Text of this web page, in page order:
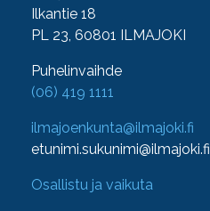
Ilkantie 18
PL 23, 60801 ILMAJOKI
Puhelinvaihde
(06) 419 1111
ilmajoenkunta@ilmajoki.fi
etunimi.sukunimi@ilmajoki.fi
Osallistu ja vaikuta